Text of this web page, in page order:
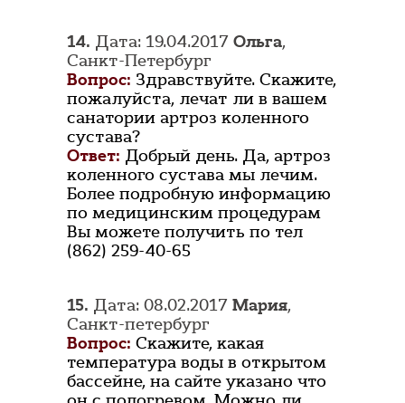
14. Дата: 19.04.2017 Ольга,
Санкт-Петербург
Вопрос: Здравствуйте. Скажите,
пожалуйста, лечат ли в вашем
санатории артроз коленного
сустава?
Ответ: Добрый день. Да, артроз
коленного сустава мы лечим.
Более подробную информацию
по медицинским процедурам
Вы можете получить по тел
(862) 259-40-65
15. Дата: 08.02.2017 Мария,
Санкт-петербург
Вопрос: Скажите, какая
температура воды в открытом
бассейне, на сайте указано что